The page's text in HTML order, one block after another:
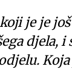
je je
djela,